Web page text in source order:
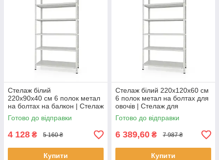
Стелаж білий
220х90х40 см 6 полок метал
на болтах на балкон | Стелаж
для комори для одягу
Готово до відправки
4 128 ₴ 5 160 ₴
Купити
Стелаж білий 220х120х60 см
6 полок метал на болтах для
овочів | Стелаж для
інструментів
Готово до відправки
6 389,60 ₴ 7 987 ₴
Купити